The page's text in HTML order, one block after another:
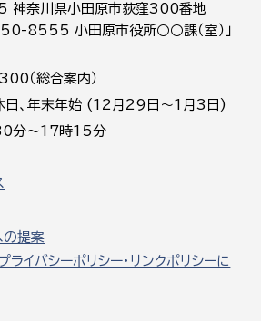
奈川県小田原市荻窪300番地
8555 小田原市役所○○課（室）」
（総合案内）
日、年末年始 (12月29日～1月3日)
分～17時15分
の提案
ライバシーポリシー・リンクポリシーに